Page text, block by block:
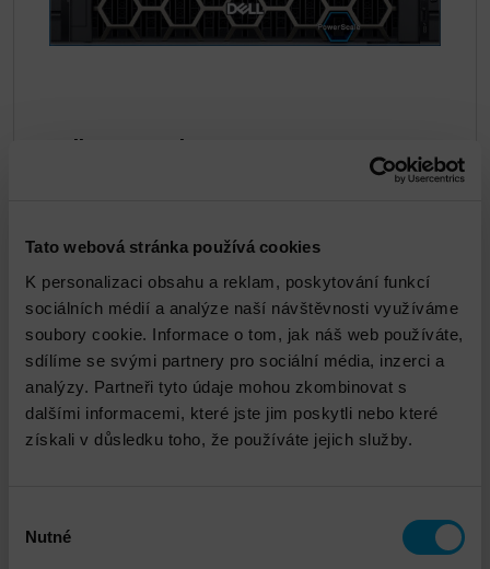
Tato webová stránka používá cookies
K personalizaci obsahu a reklam, poskytování funkcí
sociálních médií a analýze naší návštěvnosti využíváme
soubory cookie. Informace o tom, jak náš web používáte,
sdílíme se svými partnery pro sociální média, inzerci a
analýzy. Partneři tyto údaje mohou zkombinovat s
dalšími informacemi, které jste jim poskytli nebo které
získali v důsledku toho, že používáte jejich služby.
souhlasu
Nutné
Dell PowerScale